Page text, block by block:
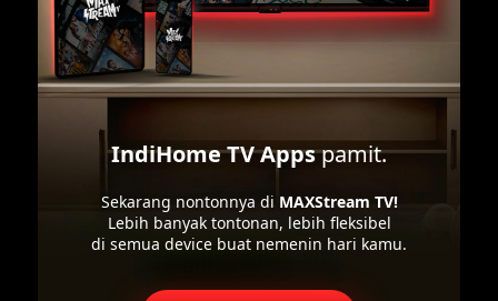
IndiHome TV Appspamit.
Sekarang nontonnya di MAXStream TV!
Lebih banyak tontonan, lebih fleksibel
di semua device buat nemenin hari kamu.